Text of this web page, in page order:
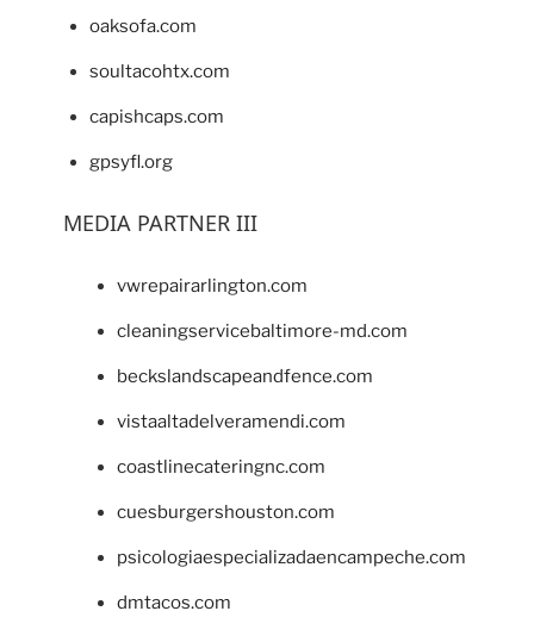
oaksofa.com
soultacohtx.com
capishcaps.com
gpsyfl.org
MEDIA PARTNER III
vwrepairarlington.com
cleaningservicebaltimore-md.com
beckslandscapeandfence.com
vistaaltadelveramendi.com
coastlinecateringnc.com
cuesburgershouston.com
psicologiaespecializadaencampeche.com
dmtacos.com